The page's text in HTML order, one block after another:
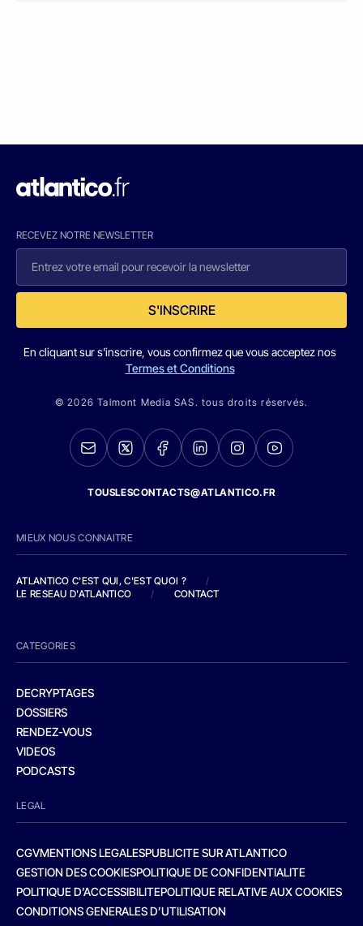
RECEVEZ NOTRE NEWSLETTER
S'INSCRIRE
En cliquant sur s'inscrire, vous confirmez que vous acceptez nos
Termes et Conditions
© 2026 Talmont Media SAS. tous droits réservés.
TOUSLESCONTACTS@ATLANTICO.FR
MIEUX NOUS CONNAITRE
ATLANTICO C'EST QUI, C'EST QUOI ?
/
LE RESEAU D'ATLANTICO
/ CONTACT
CATEGORIES
DECRYPTAGES
DOSSIERS
RENDEZ-VOUS
VIDEOS
PODCASTS
LEGAL
CGVMENTIONS LEGALESPUBLICITE SUR ATLANTICO
GESTION DES COOKIESPOLITIQUE DE CONFIDENTIALITE
POLITIQUE D’ACCESSIBILITEPOLITIQUE RELATIVE AUX COOKIES
CONDITIONS GENERALES D’UTILISATION